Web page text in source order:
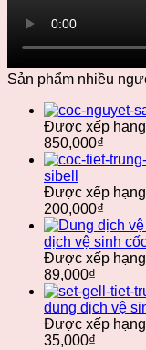
Sản phẩm nhiều
Được xếp hạng
850,000₫
sibell
Được xếp hạng
200,000₫
dịch vệ sinh
Được xếp hạng
89,000₫
dung dịch vệ
Được xếp hạng
35,000₫